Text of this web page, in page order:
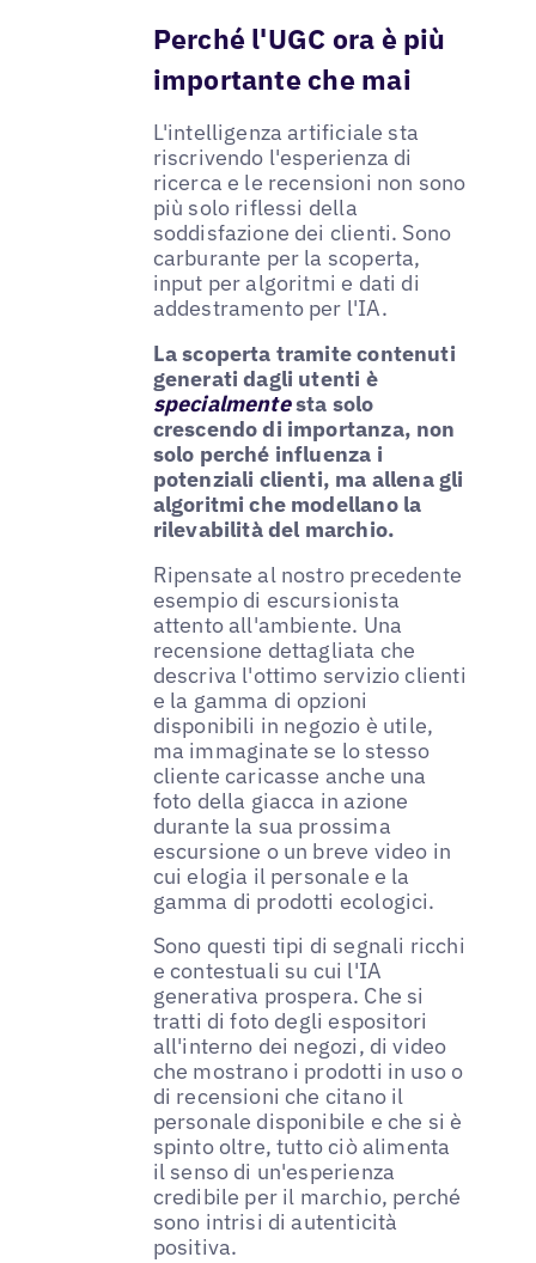
Perché l'UGC ora è più
importante che mai
L'intelligenza artificiale sta
riscrivendo l'esperienza di
ricerca e le recensioni non sono
più solo riflessi della
soddisfazione dei clienti. Sono
carburante per la scoperta,
input per algoritmi e dati di
addestramento per l'IA.
La scoperta tramite contenuti
generati dagli utenti è
specialmentesta solo
crescendo di importanza, non
solo perché influenza i
potenziali clienti, ma allena gli
algoritmi che modellano la
rilevabilità del marchio.
Ripensate al nostro precedente
esempio di escursionista
attento all'ambiente. Una
recensione dettagliata che
descriva l'ottimo servizio clienti
e la gamma di opzioni
disponibili in negozio è utile,
ma immaginate se lo stesso
cliente caricasse anche una
foto della giacca in azione
durante la sua prossima
escursione o un breve video in
cui elogia il personale e la
gamma di prodotti ecologici.
Sono questi tipi di segnali ricchi
e contestuali su cui l'IA
generativa prospera. Che si
tratti di foto degli espositori
all'interno dei negozi, di video
che mostrano i prodotti in uso o
di recensioni che citano il
personale disponibile e che si è
spinto oltre, tutto ciò alimenta
il senso di un'esperienza
credibile per il marchio, perché
sono intrisi di autenticità
positiva.